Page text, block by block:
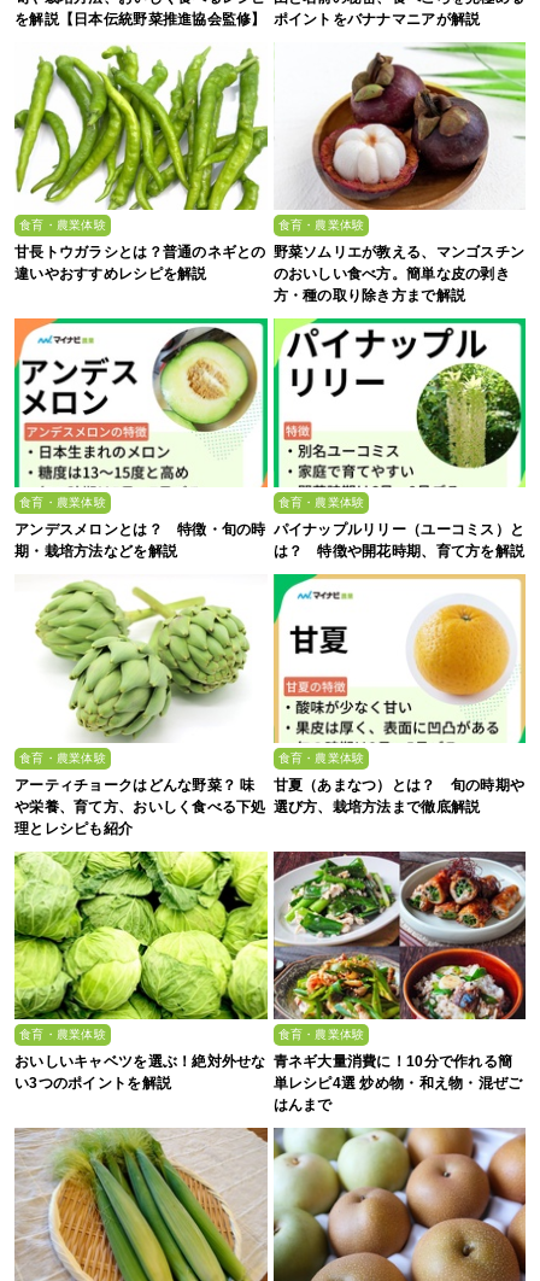
を解説【日本伝統野菜推進協会監修】
ポイントをバナナマニアが解説
食育・農業体験
甘長トウガラシとは？普通のネギとの
違いやおすすめレシピを解説
食育・農業体験
野菜ソムリエが教える、マンゴスチン
のおいしい食べ方。簡単な皮の剥き
方・種の取り除き方まで解説
食育・農業体験
アンデスメロンとは？ 特徴・旬の時
期・栽培方法などを解説
食育・農業体験
パイナップルリリー（ユーコミス）と
は？ 特徴や開花時期、育て方を解説
食育・農業体験
アーティチョークはどんな野菜？ 味
や栄養、育て方、おいしく食べる下処
理とレシピも紹介
食育・農業体験
甘夏（あまなつ）とは？ 旬の時期や
選び方、栽培方法まで徹底解説
食育・農業体験
おいしいキャベツを選ぶ！絶対外せな
い3つのポイントを解説
食育・農業体験
青ネギ大量消費に！10分で作れる簡
単レシピ4選 炒め物・和え物・混ぜご
はんまで